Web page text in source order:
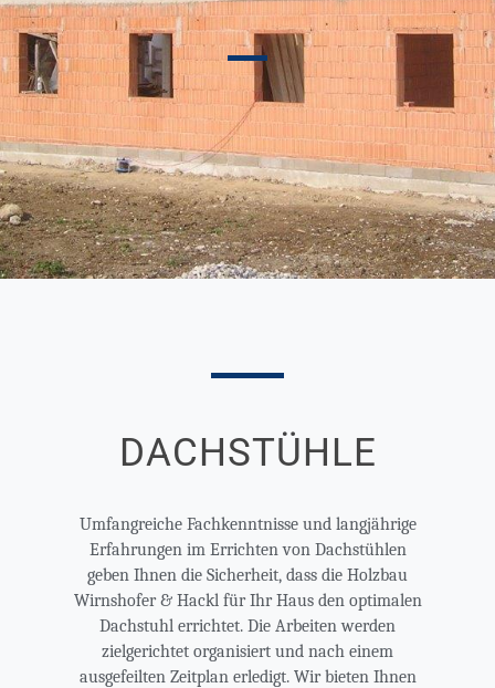
DACH­STÜHLE
Umfangreiche Fachkenntnisse und langjährige
Erfahrungen im Errichten von Dachstühlen
geben Ihnen die Sicherheit, dass die Holzbau
Wirnshofer & Hackl für Ihr Haus den optimalen
Dachstuhl errichtet. Die Arbeiten werden
zielgerichtet organisiert und nach einem
ausgefeilten Zeitplan erledigt. Wir bieten Ihnen